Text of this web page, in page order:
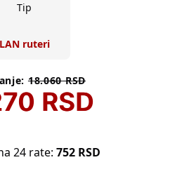
Tip
LAN ruteri
18.060RSD
RSD
24 rate: 752 RSD